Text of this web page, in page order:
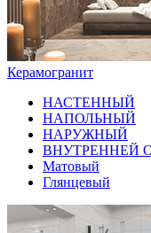
Керамогранит
НАСТЕННЫЙ
НАПОЛЬНЫЙ
НАРУЖНЫЙ
ВНУТРЕННЕЙ
Матовый
Глянцевый